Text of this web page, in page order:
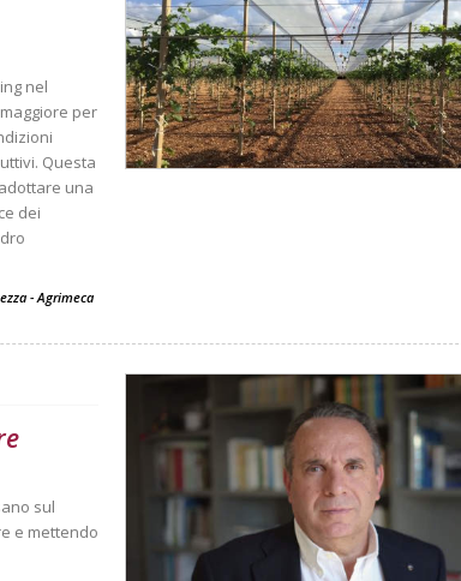
nel
per
Questa
una
dei
- Agrimeca
sul
e mettendo